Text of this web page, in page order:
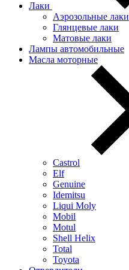
Лаки
Аэрозольные лаки
Глянцевые лаки
Матовые лаки
Лампы автомобильные
Масла моторные
Castrol
Elf
Genuine
Idemitsu
Liqui Moly
Mobil
Motul
Shell Helix
Total
Toyota